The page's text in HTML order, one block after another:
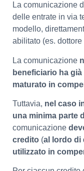
La comunicazione
delle entrate in via
modello,
abilitato (es.
La comunicazione
beneficiario ha
maturato in
Tuttavia, nel caso
una minima parte
comunicazione
credito (al lordo di
utilizzato in